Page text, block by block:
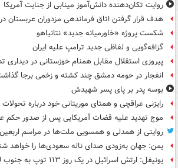
روایت تکان‌دهنده دانش‌آموز مینابی از جنایت آمریکا
هدف قرار گرفتن اتاق‌ فرماندهی مزدوران عربستان
شکست پروژه «خاورمیانه جدید» نتانیاهو
گزافه‌گویی و لفاظی جدید ترامپ علیه ایران
پیروزی استقلال مقابل همنام خوزستانی در دیداری
انفجار در حومه دمشق چند کشته و زخمی برجا
بوسه‌ پدر بر پای پسر شهیدش
رایزنی عراقچی و همتای موریتانی خود درباره
موج تهدید علیه قضات آمریکایی پس از صدور حکم
روایتی از همدلی و همسویی ملت‌ها در مراسم اربعین
یمن: جهان به‌زودی صدای ناله سعودی‌ها را خواهد
یونیفل: ارتش اسرائیل در یک روز ۱۱۳ توپ به جنوب لبنان شلیک کرده است